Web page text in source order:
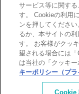
関連リンク
採用情報
補講が
サービス等に関す
す。 Cookieの利用
ンを押してくださ
るか、本サイトの
す。 お客様がクッ
望される場合には
は当社の「クッキー
キーポリシー（プ
Cookie